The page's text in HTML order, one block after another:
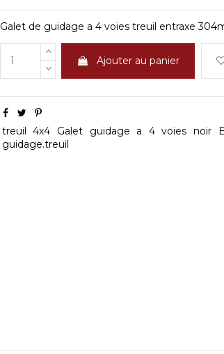
Galet de guidage a 4 voies treuil entraxe
Ajouter au panier
treuil 4x4 Galet guidage a 4 voies noir
guidage.treuil